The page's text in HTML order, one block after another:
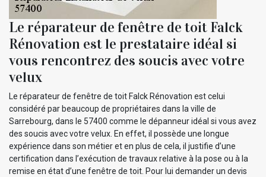
Le réparateur de fenêtre de toit Falck
Rénovation est le prestataire idéal si
vous rencontrez des soucis avec votre
velux
Le réparateur de fenêtre de toit Falck Rénovation est celui
considéré par beaucoup de propriétaires dans la ville de
Sarrebourg, dans le 57400 comme le dépanneur idéal si vous avez
des soucis avec votre velux. En effet, il possède une longue
expérience dans son métier et en plus de cela, il justifie d’une
certification dans l’exécution de travaux relative à la pose ou à la
remise en état d’une fenêtre de toit. Pour lui demander un devis